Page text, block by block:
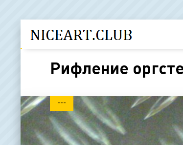
Рифление
---